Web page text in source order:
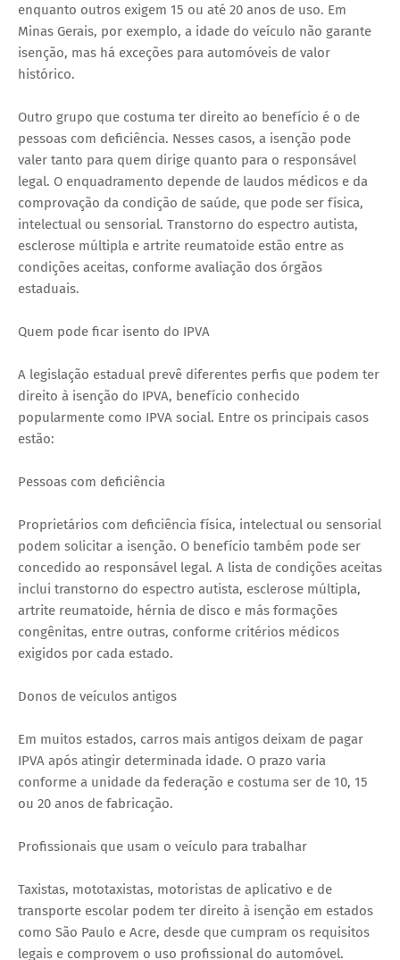
enquanto outros exigem 15 ou até 20 anos de uso. Em
Minas Gerais, por exemplo, a idade do veículo não garante
isenção, mas há exceções para automóveis de valor
histórico.
Outro grupo que costuma ter direito ao benefício é o de
pessoas com deficiência. Nesses casos, a isenção pode
valer tanto para quem dirige quanto para o responsável
legal. O enquadramento depende de laudos médicos e da
comprovação da condição de saúde, que pode ser física,
intelectual ou sensorial. Transtorno do espectro autista,
esclerose múltipla e artrite reumatoide estão entre as
condições aceitas, conforme avaliação dos órgãos
estaduais.
Quem pode ficar isento do IPVA
A legislação estadual prevê diferentes perfis que podem ter
direito à isenção do IPVA, benefício conhecido
popularmente como IPVA social. Entre os principais casos
estão:
Pessoas com deficiência
Proprietários com deficiência física, intelectual ou sensorial
podem solicitar a isenção. O benefício também pode ser
concedido ao responsável legal. A lista de condições aceitas
inclui transtorno do espectro autista, esclerose múltipla,
artrite reumatoide, hérnia de disco e más formações
congênitas, entre outras, conforme critérios médicos
exigidos por cada estado.
Donos de veículos antigos
Em muitos estados, carros mais antigos deixam de pagar
IPVA após atingir determinada idade. O prazo varia
conforme a unidade da federação e costuma ser de 10, 15
ou 20 anos de fabricação.
Profissionais que usam o veículo para trabalhar
Taxistas, mototaxistas, motoristas de aplicativo e de
transporte escolar podem ter direito à isenção em estados
como São Paulo e Acre, desde que cumpram os requisitos
legais e comprovem o uso profissional do automóvel.